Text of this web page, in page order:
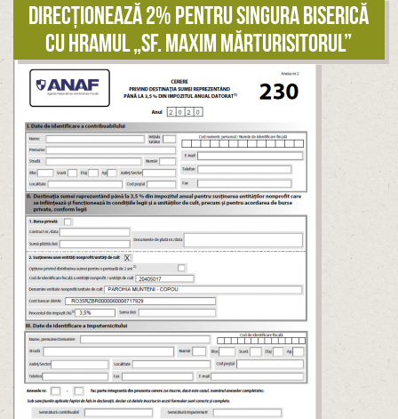
Direcționează 2% pentru singura biserică
cu hramul „Sf. Maxim Mărturisitorul”